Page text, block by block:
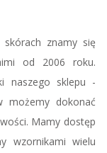
skórach znamy się
od 2006 roku.
naszego sklepu -
dokonać
Mamy dostęp
wzornikami wielu